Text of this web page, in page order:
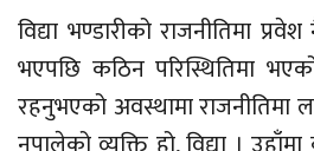
विद्या भण्डारीको राजनीतिमा
भएपछि कठिन परिस्थितिमा
रहनुभएको अवस्थामा राजनीतिमा